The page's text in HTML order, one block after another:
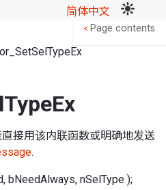
简体中文
接用该内联函数或明确地发送
.
bNeedAlways, nSelType );
< Page contents